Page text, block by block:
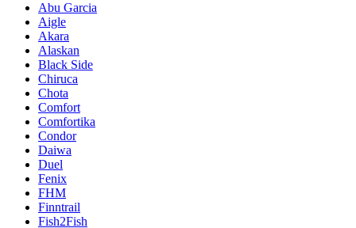
Abu Garcia
Aigle
Akara
Alaskan
Black Side
Chiruca
Chota
Comfort
Comfortika
Condor
Daiwa
Duel
Fenix
FHM
Finntrail
Fish2Fish